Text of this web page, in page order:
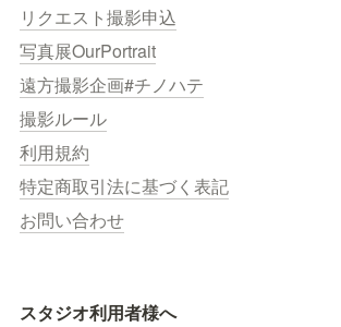
リクエスト撮影申込
写真展OurPortrait
遠方撮影企画#チノハテ
撮影ルール
利用規約
特定商取引法に基づく表記
お問い合わせ
スタジオ利用者様へ